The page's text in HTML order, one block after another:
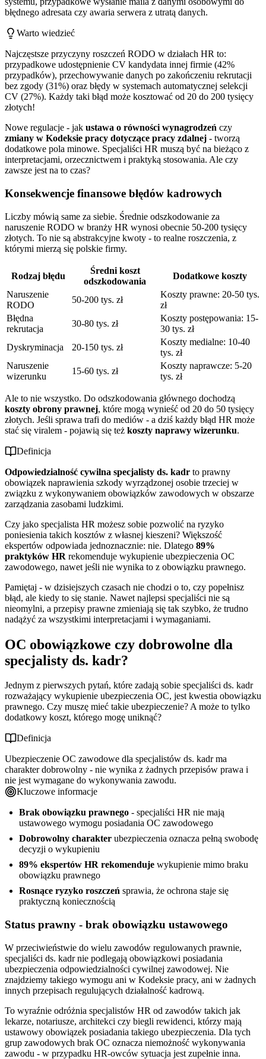
błędnego adresata czy awaria serwera z utratą danych.
Warto wiedzieć
Najczęstsze przyczyny roszczeń RODO w działach HR to:
przypadkowe udostępnienie CV kandydata innej firmie (42%
przypadków), przechowywanie danych po zakończeniu rekrutacji
bez zgody (31%) oraz błędy w systemach automatycznej selekcji
CV (27%). Każdy taki błąd może kosztować od 20 do 200 tysięcy
złotych!
Nowe regulacje - jak ustawa o równości wynagrodzeń czy
zmiany w Kodeksie pracy dotyczące pracy zdalnej - tworzą
dodatkowe pola minowe. Specjaliści HR muszą być na bieżąco z
interpretacjami, orzecznictwem i praktyką stosowania. Ale czy
zawsze jest na to czas?
Konsekwencje finansowe błędów kadrowych
Liczby mówią same za siebie. Średnie odszkodowanie za
naruszenie RODO w branży HR wynosi obecnie 50-200 tysięcy
złotych. To nie są abstrakcyjne kwoty - to realne roszczenia, z
którymi mierzą się polskie firmy.
Rodzaj błędu
Średni koszt
odszkodowania
Dodatkowe koszty
Naruszenie
RODO
50-200 tys. zł
Koszty prawne: 20-50 tys.
zł
Błędna
rekrutacja
30-80 tys. zł
Koszty postępowania: 15-
30 tys. zł
Dyskryminacja
20-150 tys. zł
Koszty medialne: 10-40
tys. zł
Naruszenie
wizerunku
15-60 tys. zł
Koszty naprawcze: 5-20
tys. zł
Ale to nie wszystko. Do odszkodowania głównego dochodzą
koszty obrony prawnej, które mogą wynieść od 20 do 50 tysięcy
złotych. Jeśli sprawa trafi do mediów - a dziś każdy błąd HR może
stać się viralem - pojawią się też koszty naprawy wizerunku.
Definicja
Odpowiedzialność cywilna specjalisty ds. kadr to prawny
obowiązek naprawienia szkody wyrządzonej osobie trzeciej w
związku z wykonywaniem obowiązków zawodowych w obszarze
zarządzania zasobami ludzkimi.
Czy jako specjalista HR możesz sobie pozwolić na ryzyko
poniesienia takich kosztów z własnej kieszeni? Większość
ekspertów odpowiada jednoznacznie: nie. Dlatego 89%
praktyków HR rekomenduje wykupienie ubezpieczenia OC
zawodowego, nawet jeśli nie wynika to z obowiązku prawnego.
Pamiętaj - w dzisiejszych czasach nie chodzi o to, czy popełnisz
błąd, ale kiedy to się stanie. Nawet najlepsi specjaliści nie są
nieomylni, a przepisy prawne zmieniają się tak szybko, że trudno
nadążyć za wszystkimi interpretacjami i wymaganiami.
OC obowiązkowe czy dobrowolne dla
specjalisty ds. kadr?
Jednym z pierwszych pytań, które zadają sobie specjaliści ds. kadr
rozważający wykupienie ubezpieczenia OC, jest kwestia obowiązku
prawnego. Czy muszę mieć takie ubezpieczenie? A może to tylko
dodatkowy koszt, którego mogę uniknąć?
Definicja
Ubezpieczenie OC zawodowe dla specjalistów ds. kadr ma
charakter dobrowolny - nie wynika z żadnych przepisów prawa i
nie jest wymagane do wykonywania zawodu.
Kluczowe informacje
Brak obowiązku prawnego - specjaliści HR nie mają
ustawowego wymogu posiadania OC zawodowego
Dobrowolny charakter ubezpieczenia oznacza pełną swobodę
decyzji o wykupieniu
89% ekspertów HR rekomenduje wykupienie mimo braku
obowiązku prawnego
Rosnące ryzyko roszczeń sprawia, że ochrona staje się
praktyczną koniecznością
Status prawny - brak obowiązku ustawowego
W przeciwieństwie do wielu zawodów regulowanych prawnie,
specjaliści ds. kadr nie podlegają obowiązkowi posiadania
ubezpieczenia odpowiedzialności cywilnej zawodowej. Nie
znajdziemy takiego wymogu ani w Kodeksie pracy, ani w żadnych
innych przepisach regulujących działalność kadrową.
To wyraźnie odróżnia specjalistów HR od zawodów takich jak
lekarze, notariusze, architekci czy biegli rewidenci, którzy mają
ustawowy obowiązek posiadania takiego ubezpieczenia. Dla tych
grup zawodowych brak OC oznacza niemożność wykonywania
zawodu - w przypadku HR-owców sytuacja jest zupełnie inna.